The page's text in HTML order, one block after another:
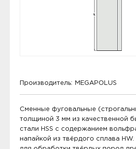
Производитель: MEGAPOLUS
Сменные фуговальные
толщиной 3 мм из качественной
стали HSS с содержанием
напайкой из твёрдого сплава